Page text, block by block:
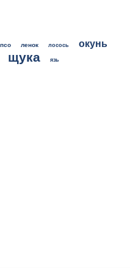
ленок лосось окунь
щука язь